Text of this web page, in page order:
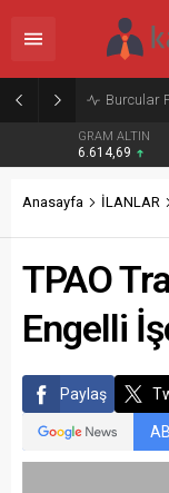
Burcular
GRAM ALTIN
6.614,69
Anasayfa İLANLAR
TPAO
Engelli
Paylaş